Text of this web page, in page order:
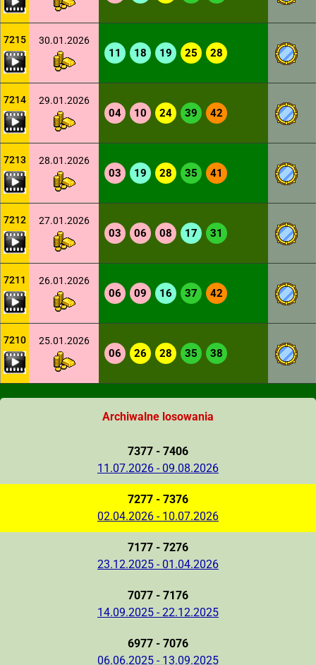
7215 30.01.2026
11 18 19 25 28
7214 29.01.2026
04 10 24 39 42
7213 28.01.2026
03 19 28 35 41
7212 27.01.2026
03 06 08 17 31
7211 26.01.2026
06 09 16 37 42
7210 25.01.2026
06 26 28 35 38
Archiwalne losowania
7377 - 7406
11.07.2026 - 09.08.2026
7277 - 7376
02.04.2026 - 10.07.2026
7177 - 7276
23.12.2025 - 01.04.2026
7077 - 7176
14.09.2025 - 22.12.2025
6977 - 7076
06.06.2025 - 13.09.2025